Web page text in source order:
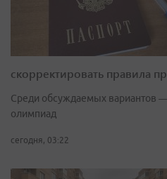
скорректировать правила
Среди обсуждаемых вариантов
олимпиад
сегодня, 03:22